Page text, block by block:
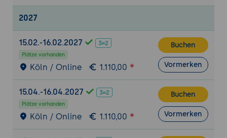
2027
15.02.-16.02.2027
Plätze vorhanden
Köln / Online 1.110,00
Buchen
Vormerken
15.04.-16.04.2027
Plätze vorhanden
Köln / Online 1.110,00
Buchen
Vormerken